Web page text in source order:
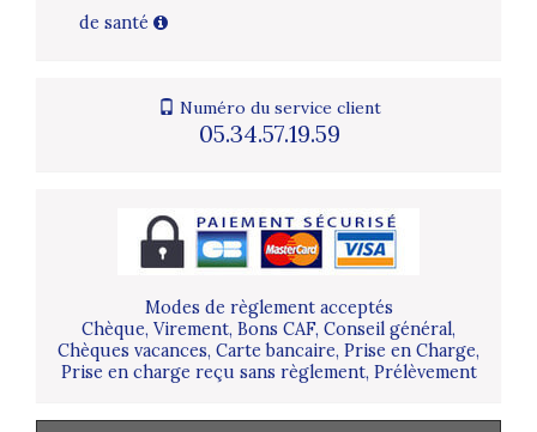
de santé
Numéro du service client
05.34.57.19.59
Modes de règlement acceptés
Chèque, Virement, Bons CAF, Conseil général,
Chèques vacances, Carte bancaire, Prise en Charge,
Prise en charge reçu sans règlement, Prélèvement